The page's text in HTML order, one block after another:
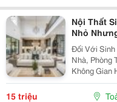
Nội Thất
Nhỏ
Đối Với Sinh
Nhà, Phòng
Không Gian
Những Giờ
Nội Thất
15 triệu